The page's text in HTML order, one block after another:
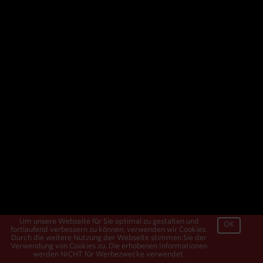
Um unsere Webseite für Sie optimal zu gestalten und
fortlaufend verbessern zu können, verwenden wir Cookies.
Durch die weitere Nutzung der Webseite stimmen Sie der
Verwendung von Cookies zu. Die erhobenen Informationen
werden NICHT für Werbezwecke verwendet.
OK